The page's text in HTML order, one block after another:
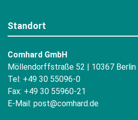
Standort
Comhard GmbH
Möllendorffstraße 52 | 10367 Berlin
Tel: +49 30 55096-0
Fax: +49 30 55960-21
E-Mail: post@comhard.de